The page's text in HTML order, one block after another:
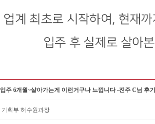
입주 6개월~살아가는게 이런거구나 느낍니다 -진주 C님 후기
기획부 허수원과장